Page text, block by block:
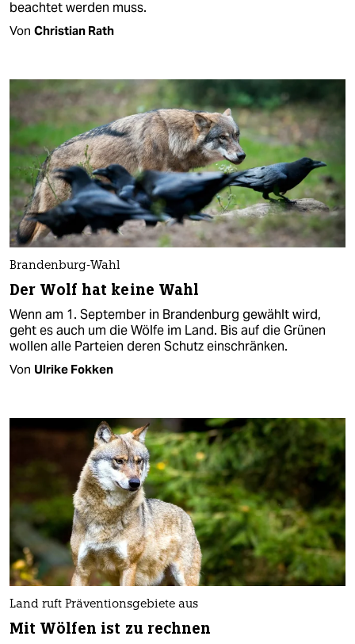
beachtet werden muss.
Von Christian Rath
Brandenburg-Wahl
Der Wolf hat keine Wahl
Wenn am 1. September in Brandenburg gewählt wird,
geht es auch um die Wölfe im Land. Bis auf die Grünen
wollen alle Parteien deren Schutz einschränken.
Von Ulrike Fokken
Land ruft Präventionsgebiete aus
Mit Wölfen ist zu rechnen